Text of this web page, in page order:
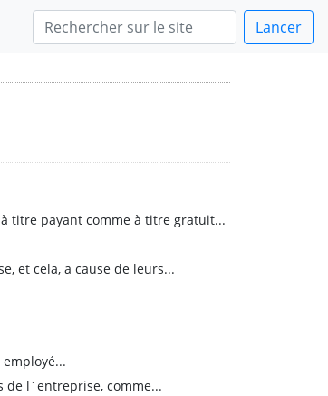
Lancer
titre payant comme à titre gratuit...
et cela, a cause de leurs...
l´entreprise, comme...